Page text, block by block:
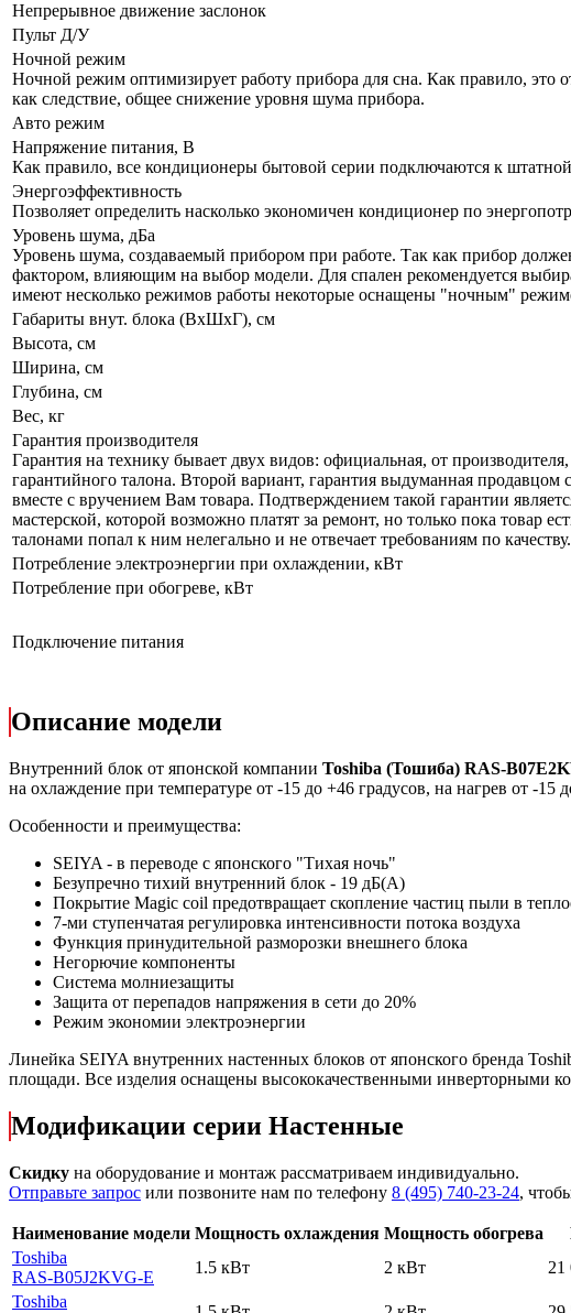
Непрерывное движение заслонок
Пульт Д/У
Ночной режим
Ночной режим оптимизирует работу прибора для сна. Как правило, это
как следствие, общее снижение уровня шума прибора.
Авто режим
Напряжение питания, В
Как правило, все кондиционеры бытовой серии подключаются к штатной
Энергоэффективность
Позволяет определить насколько экономичен кондиционер по
Уровень шума, дБа
Уровень шума, создаваемый прибором при работе. Так как прибор
фактором, влияющим на выбор модели. Для спален рекомендуется
имеют несколько режимов работы некоторые оснащены "ночным"
Габариты внут. блока (ВхШхГ), см
Высота, см
Ширина, см
Глубина, см
Вес, кг
Гарантия производителя
Гарантия на технику бывает двух видов: официальная, от
гарантийного талона. Второй вариант, гарантия выдуманная продавцом
вместе с вручением Вам товара. Подтверждением такой гарантии
мастерской, которой возможно платят за ремонт, но только пока товар
талонами попал к ним нелегально и не отвечает требованиям по качеству.
Потребление электроэнергии при охлаждении, кВт
Потребление при обогреве, кВт
Подключение питания
Описание модели
Внутренний блок от японской компании Toshiba (Тошиба) RAS-
на охлаждение при температуре от -15 до +46 градусов, на нагрев от -
Особенности и преимущества:
SEIYA - в переводе с японского "Тихая ночь"
Безупречно тихий внутренний блок - 19 дБ(А)
Покрытие Magic coil предотвращает скопление частиц пыли в
7-ми ступенчатая регулировка интенсивности потока воздуха
Функция принудительной разморозки внешнего блока
Негорючие компоненты
Система молниезащиты
Защита от перепадов напряжения в сети до 20%
Режим экономии электроэнергии
Линейка SEIYA внутренних настенных блоков от японского бренда
площади. Все изделия оснащены высококачественными инверторными
Модификации серии Настенные
Скидку на оборудование и монтаж рассматриваем индивидуально.
Отправьте запрос или позвоните нам по телефону 8 (495) 740-23-24,
Наименование модели Мощность охлаждения Мощность обогрева
Toshiba
RAS-B05J2KVG-E
1.5 кВт 2 кВт 21
Toshiba